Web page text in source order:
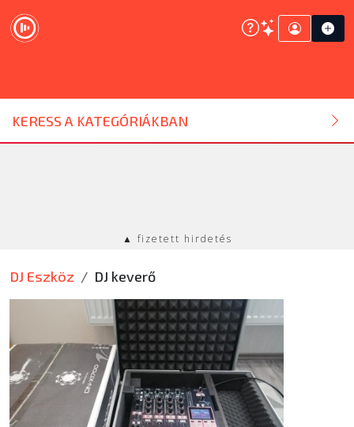
KERESS A KATEGÓRIÁKBAN
DJ ESZKÖZ
HANGTECHNIKA
SZOLGÁLTATÁSOK
ÚJ TERMÉKEK
▲ fizetett hirdetés
DJ Eszköz DJ keverő